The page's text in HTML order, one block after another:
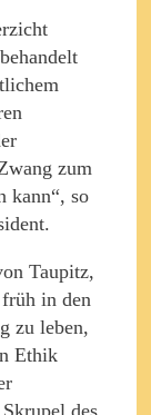
zum
kann“, so
Taupitz,
früh in den
zu leben,
Ethik
des